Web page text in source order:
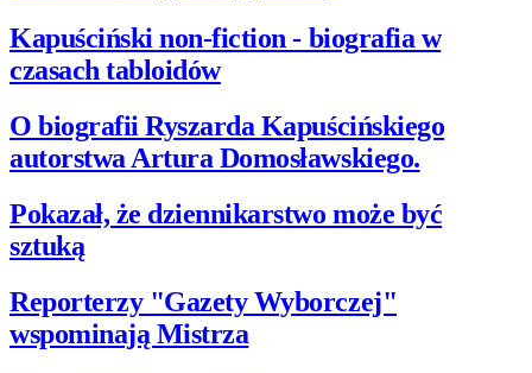
Kapuściński non-fiction - biografia w
czasach tabloidów
O biografii Ryszarda Kapuścińskiego
autorstwa Artura Domosławskiego.
Pokazał, że dziennikarstwo może być
sztuką
Reporterzy "Gazety Wyborczej"
wspominają Mistrza